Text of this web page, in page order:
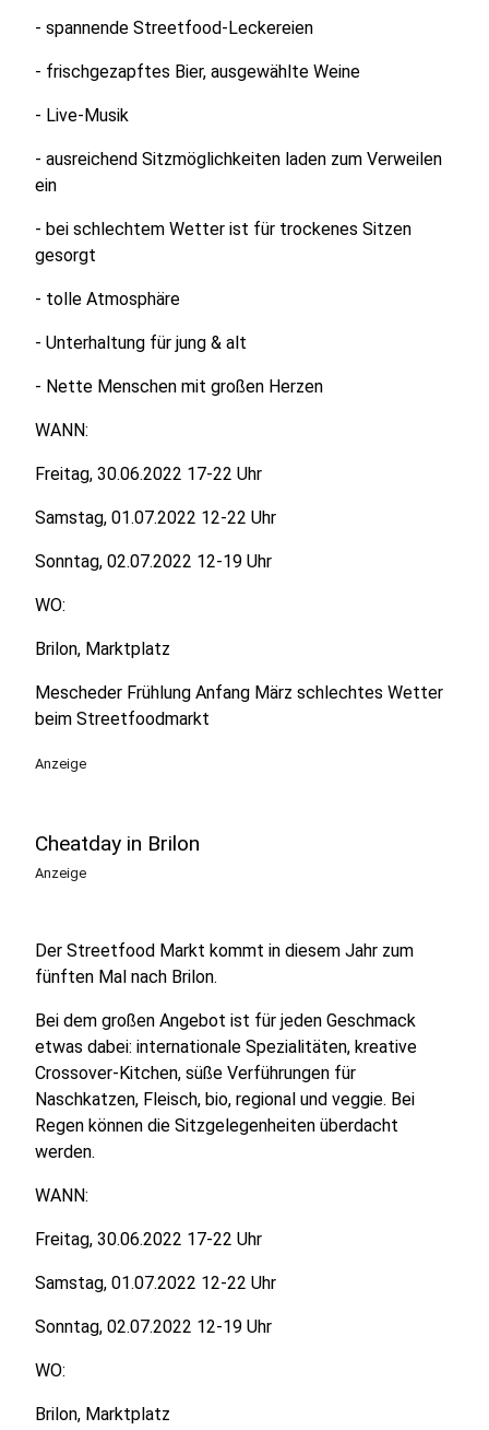
- spannende Streetfood-Leckereien
- frischgezapftes Bier, ausgewählte Weine
- Live-Musik
- ausreichend Sitzmöglichkeiten laden zum Verweilen
ein
- bei schlechtem Wetter ist für trockenes Sitzen
gesorgt
- tolle Atmosphäre
- Unterhaltung für jung & alt
- Nette Menschen mit großen Herzen
WANN:
Freitag, 30.06.2022 17-22 Uhr
Samstag, 01.07.2022 12-22 Uhr
Sonntag, 02.07.2022 12-19 Uhr
WO:
Brilon, Marktplatz
Mescheder Frühlung Anfang März schlechtes Wetter
beim Streetfoodmarkt
Anzeige
Cheatday in Brilon
Anzeige
Der Streetfood Markt kommt in diesem Jahr zum
fünften Mal nach Brilon.
Bei dem großen Angebot ist für jeden Geschmack
etwas dabei: internationale Spezialitäten, kreative
Crossover-Kitchen, süße Verführungen für
Naschkatzen, Fleisch, bio, regional und veggie. Bei
Regen können die Sitzgelegenheiten überdacht
werden.
WANN:
Freitag, 30.06.2022 17-22 Uhr
Samstag, 01.07.2022 12-22 Uhr
Sonntag, 02.07.2022 12-19 Uhr
WO:
Brilon, Marktplatz